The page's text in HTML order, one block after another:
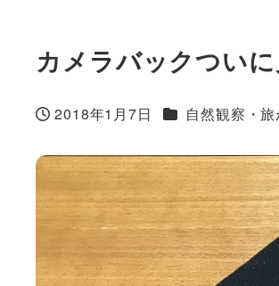
カメラバックつい
投稿日
2018年1月7日 カテゴリー
自然観察・